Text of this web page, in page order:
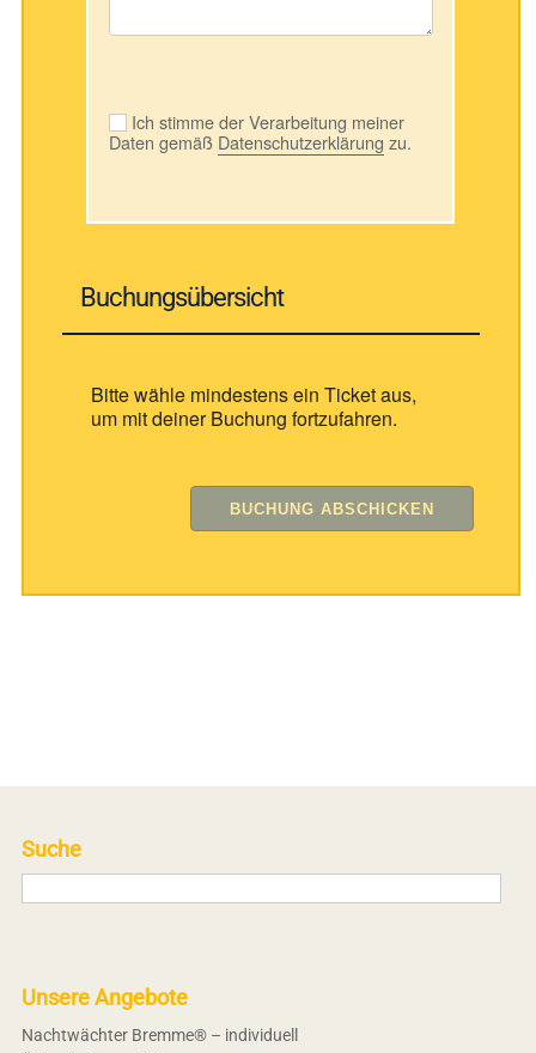
Ich stimme der Verarbeitung meiner
Daten gemäß Datenschutzerklärung zu.
Buchungsübersicht
Bitte wähle mindestens ein Ticket aus,
um mit deiner Buchung fortzufahren.
Suche
Unsere Angebote
Nachtwächter Bremme® – individuell